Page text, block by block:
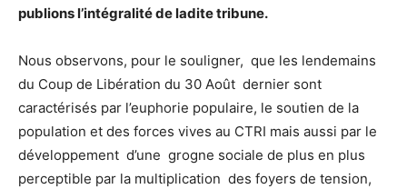
publions l’intégralité de ladite tribune.
Nous observons, pour le souligner, que les lendemains
du Coup de Libération du 30 Août dernier sont
caractérisés par l’euphorie populaire, le soutien de la
population et des forces vives au CTRI mais aussi par le
développement d’une grogne sociale de plus en plus
perceptible par la multiplication des foyers de tension,